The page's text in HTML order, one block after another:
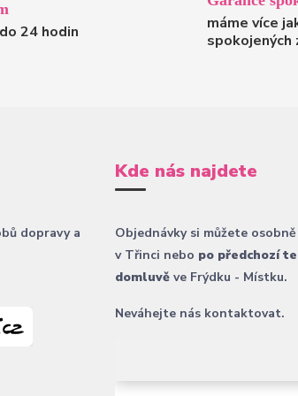
24 hodin
máme více
spokojených
dopravy a
Kde nás najdete
Objednávky si můžete
v Třinci nebo po předchozí
domluvě ve Frýdku - Místku.
Neváhejte nás kontaktovat.